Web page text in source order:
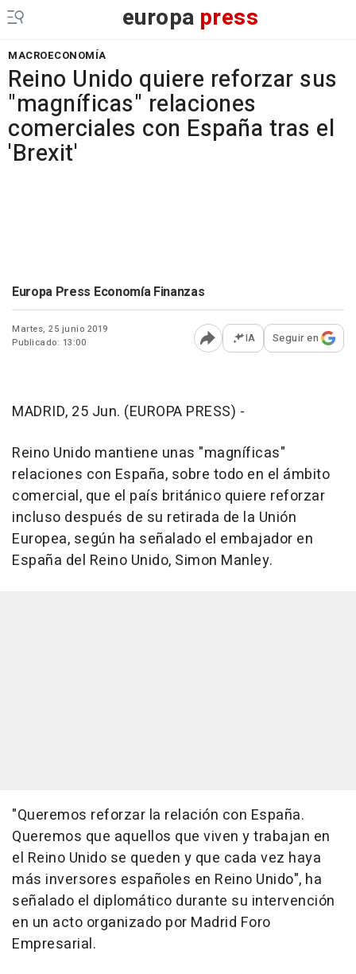
europa press
MACROECONOMÍA
Reino Unido quiere reforzar sus
"magníficas" relaciones
comerciales con España tras el
'Brexit'
Europa Press Economía Finanzas
Martes, 25 junio 2019
Publicado: 13:00
Abrir opciones para
IA Seguir en
MADRID, 25 Jun. (EUROPA PRESS) -
Reino Unido mantiene unas "magníficas"
relaciones con España, sobre todo en el ámbito
comercial, que el país británico quiere reforzar
incluso después de su retirada de la Unión
Europea, según ha señalado el embajador en
España del Reino Unido, Simon Manley.
"Queremos reforzar la relación con España.
Queremos que aquellos que viven y trabajan en
el Reino Unido se queden y que cada vez haya
más inversores españoles en Reino Unido", ha
señalado el diplomático durante su intervención
en un acto organizado por Madrid Foro
Empresarial.